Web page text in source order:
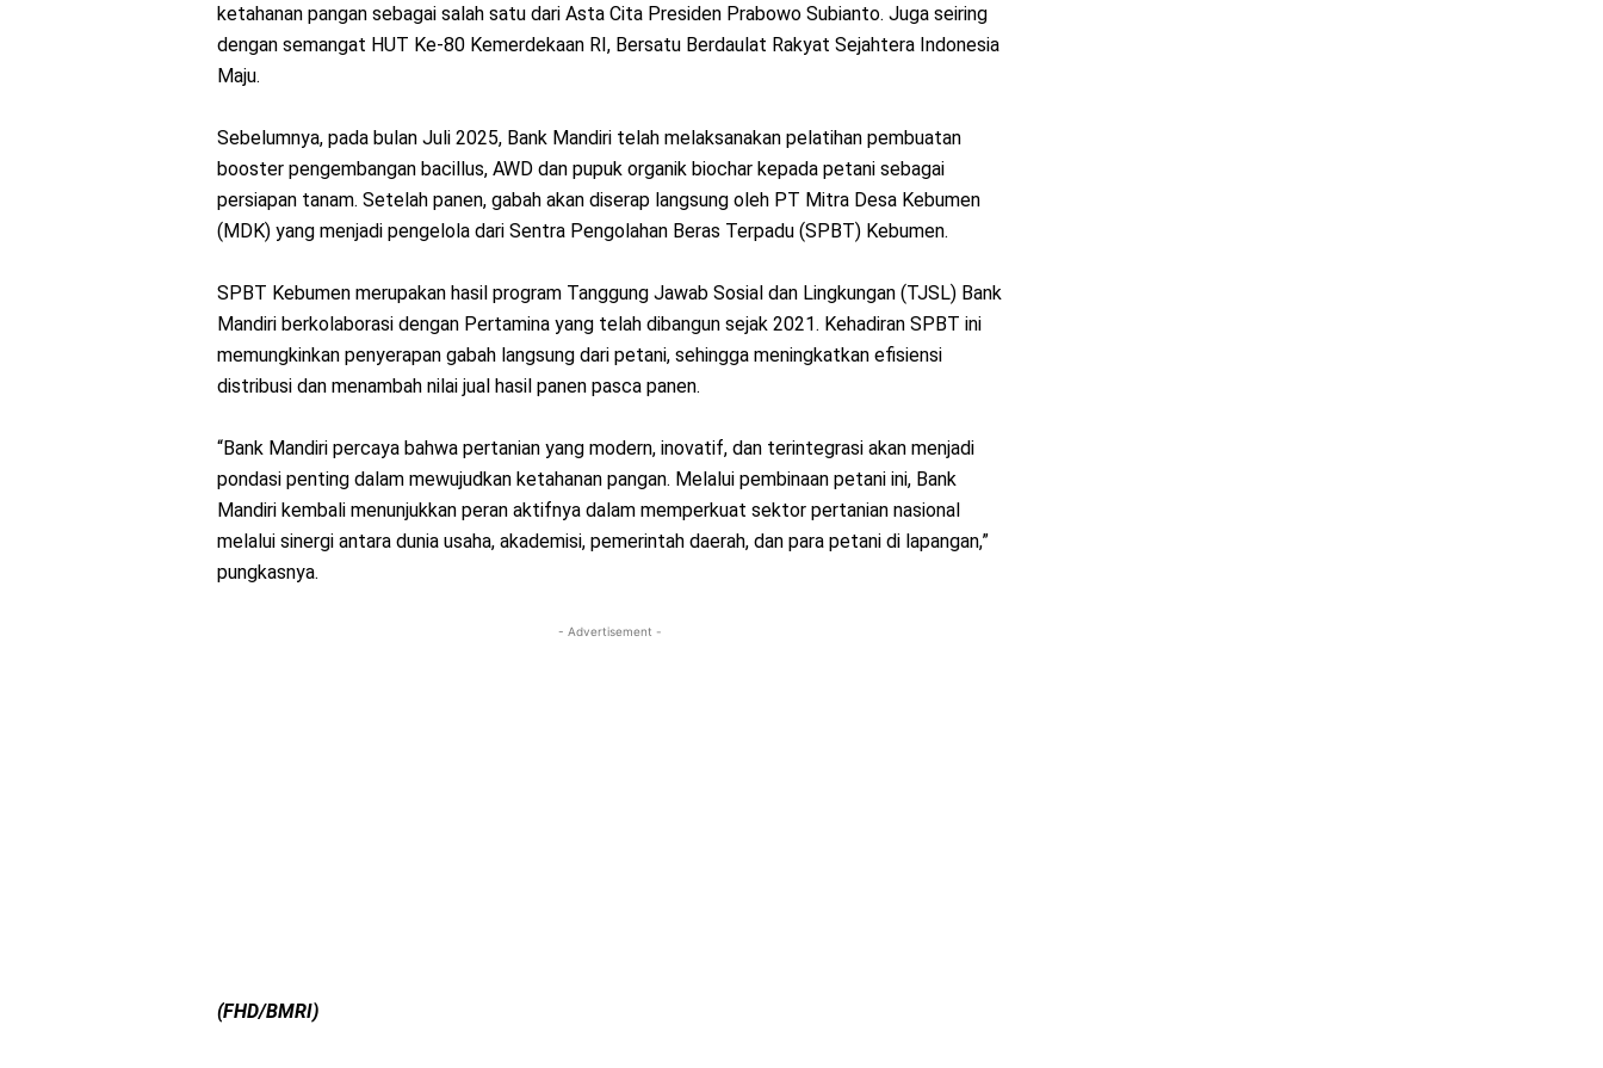
ketahanan pangan sebagai salah satu dari Asta Cita Presiden Prabowo Subianto. Juga seiring
dengan semangat HUT Ke-80 Kemerdekaan RI, Bersatu Berdaulat Rakyat Sejahtera Indonesia
Maju.
Sebelumnya, pada bulan Juli 2025, Bank Mandiri telah melaksanakan pelatihan pembuatan
booster pengembangan bacillus, AWD dan pupuk organik biochar kepada petani sebagai
persiapan tanam. Setelah panen, gabah akan diserap langsung oleh PT Mitra Desa Kebumen
(MDK) yang menjadi pengelola dari Sentra Pengolahan Beras Terpadu (SPBT) Kebumen.
SPBT Kebumen merupakan hasil program Tanggung Jawab Sosial dan Lingkungan (TJSL) Bank
Mandiri berkolaborasi dengan Pertamina yang telah dibangun sejak 2021. Kehadiran SPBT ini
memungkinkan penyerapan gabah langsung dari petani, sehingga meningkatkan efisiensi
distribusi dan menambah nilai jual hasil panen pasca panen.
“Bank Mandiri percaya bahwa pertanian yang modern, inovatif, dan terintegrasi akan menjadi
pondasi penting dalam mewujudkan ketahanan pangan. Melalui pembinaan petani ini, Bank
Mandiri kembali menunjukkan peran aktifnya dalam memperkuat sektor pertanian nasional
melalui sinergi antara dunia usaha, akademisi, pemerintah daerah, dan para petani di lapangan,”
pungkasnya.
- Advertisement -
(FHD/BMRI)